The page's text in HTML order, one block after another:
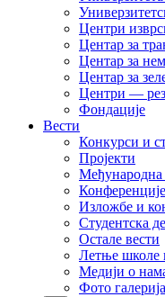
Центри
Центар за
Центар за
Центар за
Центри —
Фондације
Вести
Конкурси и
Пројекти
Међународна
Изложбе и
Студентска
Остале вести
Летње школе
Медији о
Фото галерија